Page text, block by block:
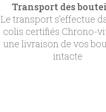
Transport des
Le transport s’effectue
colis certifiés Chrono-
une livraison de vos
intacte